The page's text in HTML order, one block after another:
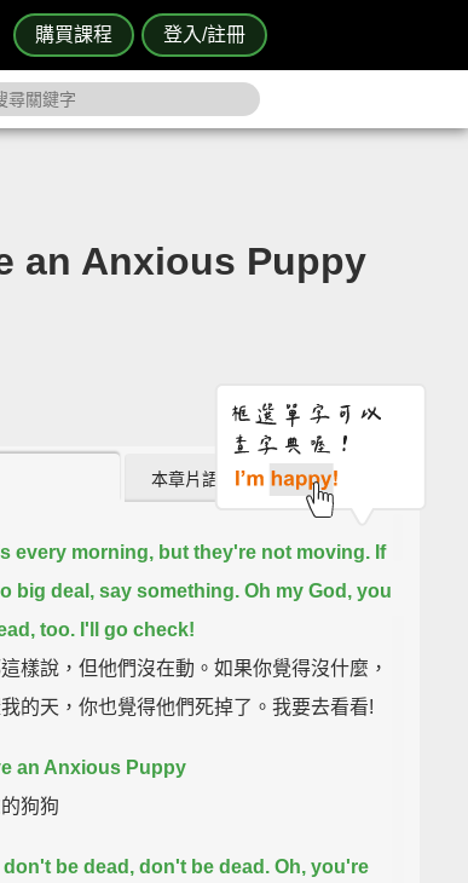
購買課程 登入/註冊
an Anxious Puppy
本章片語 (6)
every morning, but they're not moving. If
big deal, say something. Oh my God, you
too. I'll go check!
樣說，但他們沒在動。如果你覺得沒什麼，
的天，你也覺得他們死掉了。我要去看看!
an Anxious Puppy
狗狗
don't be dead, don't be dead. Oh, you're